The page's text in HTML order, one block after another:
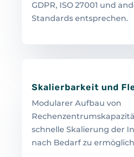
GDPR, ISO 27001 und
Standards entsprechen.
Skalierbarkeit und
Modularer Aufbau von
schnelle Skalierung der
nach Bedarf zu